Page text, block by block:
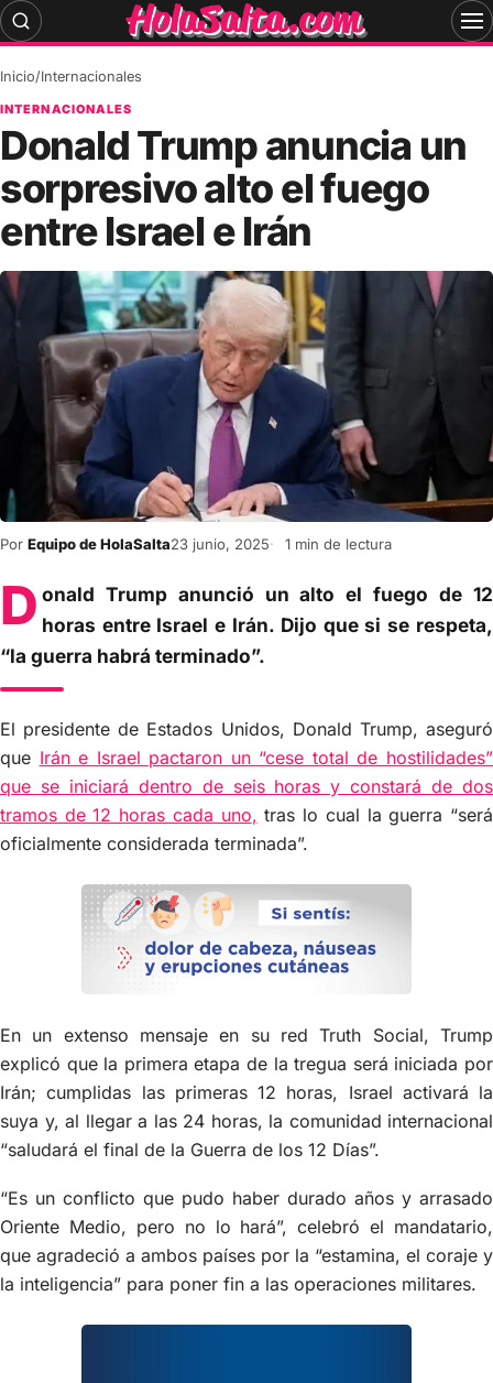
Skip
to
Inicio/Internacionales
INTERNACIONALES
Donald Trump anuncia un
sorpresivo alto el fuego
entre Israel e Irán
Por Equipo de HolaSalta23 junio, 2025 1 min de lectura
D onald Trump anunció un alto el fuego de 12
horas entre Israel e Irán. Dijo que si se respeta,
“la guerra habrá terminado”.
El presidente de Estados Unidos, Donald Trump, aseguró
que Irán e Israel pactaron un “cese total de hostilidades”
que se iniciará dentro de seis horas y constará de dos
tramos de 12 horas cada uno, tras lo cual la guerra “será
oficialmente considerada terminada”.
En un extenso mensaje en su red Truth Social, Trump
explicó que la primera etapa de la tregua será iniciada por
Irán; cumplidas las primeras 12 horas, Israel activará la
suya y, al llegar a las 24 horas, la comunidad internacional
“saludará el final de la Guerra de los 12 Días”.
“Es un conflicto que pudo haber durado años y arrasado
Oriente Medio, pero no lo hará”, celebró el mandatario,
que agradeció a ambos países por la “estamina, el coraje y
la inteligencia” para poner fin a las operaciones militares.